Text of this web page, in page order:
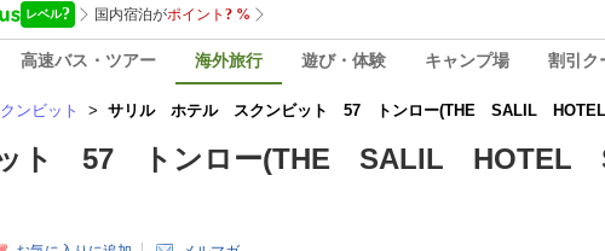
高速バス・ツアー 海外旅行 遊び・体験 キャンプ場 割引ク
ンビット > サリル ホテル スクンビット 57 トンロー(THE SALIL
ト 57 トンロー(THE SALIL HOTEL